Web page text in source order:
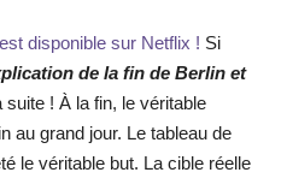
disponible sur Netflix ! Si
de la fin de Berlin et
suite ! À la fin, le véritable
au grand jour. Le tableau de
le véritable but. La cible réelle